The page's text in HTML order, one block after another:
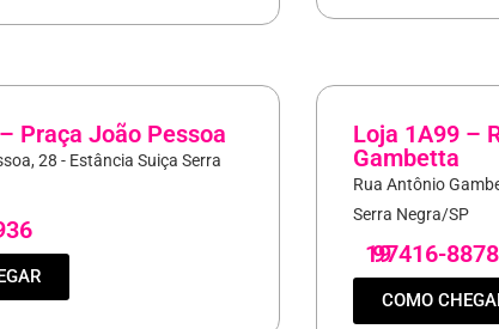
Praça João Pessoa
28 - Estância Suiça Serra
Loja 1A99 –
Gambetta
Rua Antônio
Serra Negra/SP
19
97416-8878
COMO